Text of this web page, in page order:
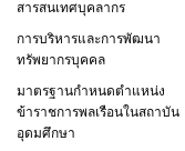
สารสนเทศบุคลากร
การบริหารและการพัฒนา
ทรัพยากรบุคคล
มาตรฐานกำหนดตำแหน่ง
ข้าราชการพลเรือนในสถาบัน
อุดมศึกษา